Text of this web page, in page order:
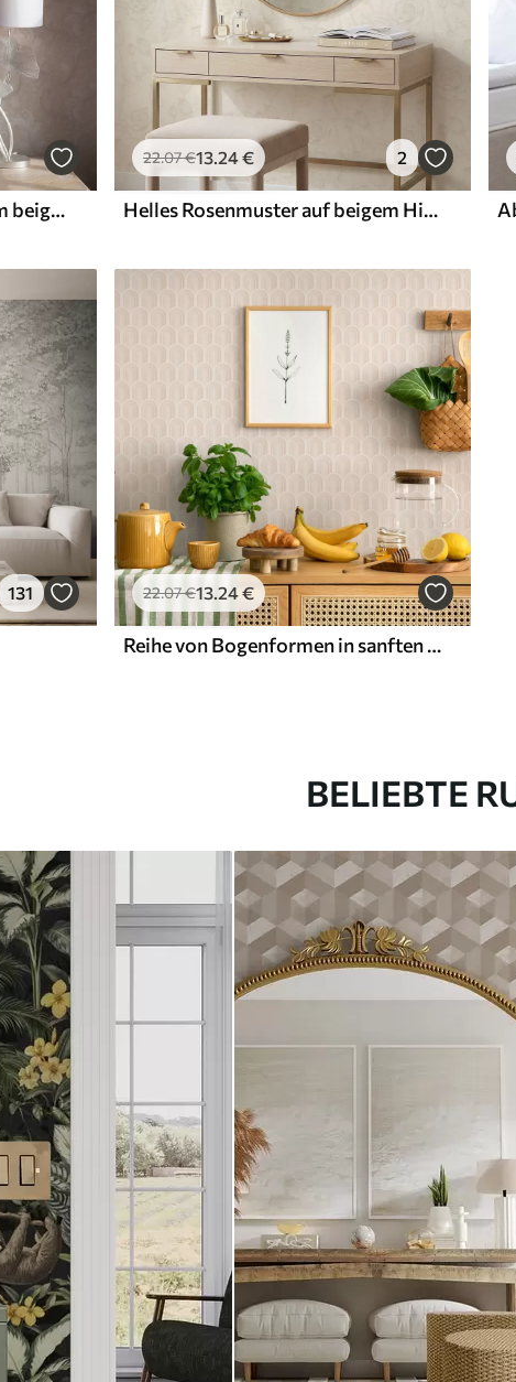
Akanthusranken auf warmem beigem Grund
22.07€13.24€ 2
Helles Rosenmuster auf beigem Hintergrund
131 22.07€13.24€
Reihe von Bogenformen in sanften Beigestreifen, Retro-Stimmung
BELIEBTE